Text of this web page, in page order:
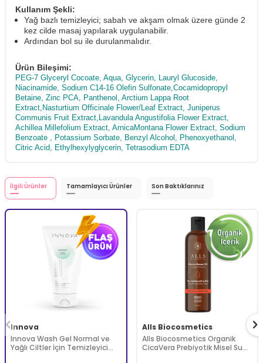
Kullanım Şekli:
Yağ bazlı temizleyici; sabah ve akşam olmak üzere günde 2
kez cilde masaj yapılarak uygulanabilir.
Ardından bol su ile durulanmalıdır.
Ürün Bileşimi:
PEG-7 Glyceryl Cocoate, Aqua, Glycerin, Lauryl Glucoside,
Niacinamide, Sodium C14-16 Olefin Sulfonate,Cocamidopropyl
Betaine, Zinc PCA, Panthenol, Arctium Lappa Root
Extract,Nasturtium Officinale Flower/Leaf Extract, Juniperus
Communis Fruit Extract,Lavandula Angustifolia Flower Extract,
Achillea Millefolium Extract, ArnicaMontana Flower Extract, Sodium
Benzoate , Potassium Sorbate, Benzyl Alcohol, Phenoxyethanol,
Citric Acid, Ethylhexylyglycerin, Tetrasodium EDTA
İlgili Ürünler Tamamlayıcı Ürünler Son Baktıklarınız
Innova
Innova Wash Gel Normal ve
Yağlı Ciltler İçin Temizleyici
Alls Biocosmetics
Alls Biocosmetics Organik
CicaVera Prebiyotik Misel Su